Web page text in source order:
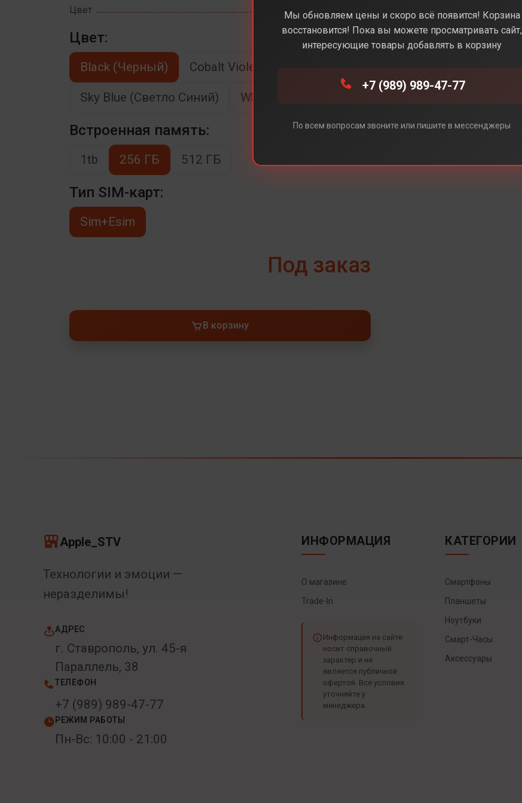
Цвет Black (Черный)
Цвет:
Black (Черный) Cobalt Violet (Фиолетовый)
Sky Blue (Светло Синий) White (Белый)
Встроенная память:
1tb 256 ГБ 512 ГБ
Тип SIM-карт:
Sim+Esim
Под заказ
В корзину
Apple_STV
Технологии и эмоции —
неразделимы!
АДРЕС
г. Ставрополь, ул. 45-я
Параллель, 38
ТЕЛЕФОН
+7 (989) 989-47-77
РЕЖИМ РАБОТЫ
Пн-Вс: 10:00 - 21:00
ИНФОРМАЦИЯ
О магазине
Trade-In
Информация на сайте
носит справочный
характер и не
является публичной
офертой. Все условия
уточняйте у
менеджера.
КАТЕГОРИИ
Смартфоны
Планшеты
Ноутбуки
Смарт-Часы
Аксессуары
Мы обновляем цены и скоро всё появится! Корзина
восстановится! Пока вы можете просматривать сайт,
интересующие товары добавлять в корзину
+7 (989) 989-47-77
По всем вопросам звоните или пишите в мессенджеры